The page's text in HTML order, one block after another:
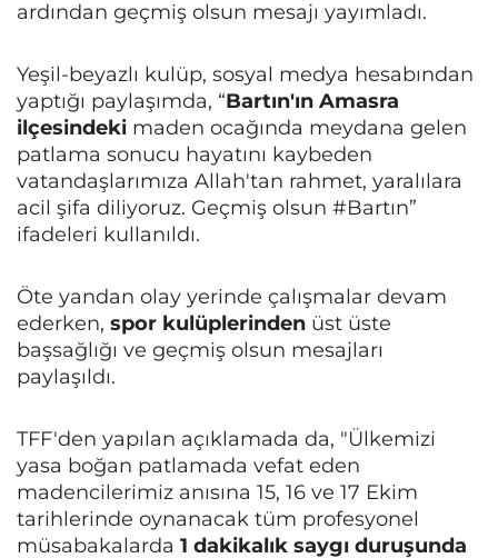
ardından geçmiş olsun mesajı yayımladı.
Yeşil-beyazlı kulüp, sosyal medya hesabından
yaptığı paylaşımda, “Bartın'ın Amasra
ilçesindeki maden ocağında meydana gelen
patlama sonucu hayatını kaybeden
vatandaşlarımıza Allah'tan rahmet, yaralılara
acil şifa diliyoruz. Geçmiş olsun #Bartın”
ifadeleri kullanıldı.
Öte yandan olay yerinde çalışmalar devam
ederken, spor kulüplerinden üst üste
başsağlığı ve geçmiş olsun mesajları
paylaşıldı.
TFF'den yapılan açıklamada da, "Ülkemizi
yasa boğan patlamada vefat eden
madencilerimiz anısına 15, 16 ve 17 Ekim
tarihlerinde oynanacak tüm profesyonel
müsabakalarda 1 dakikalık saygı duruşunda